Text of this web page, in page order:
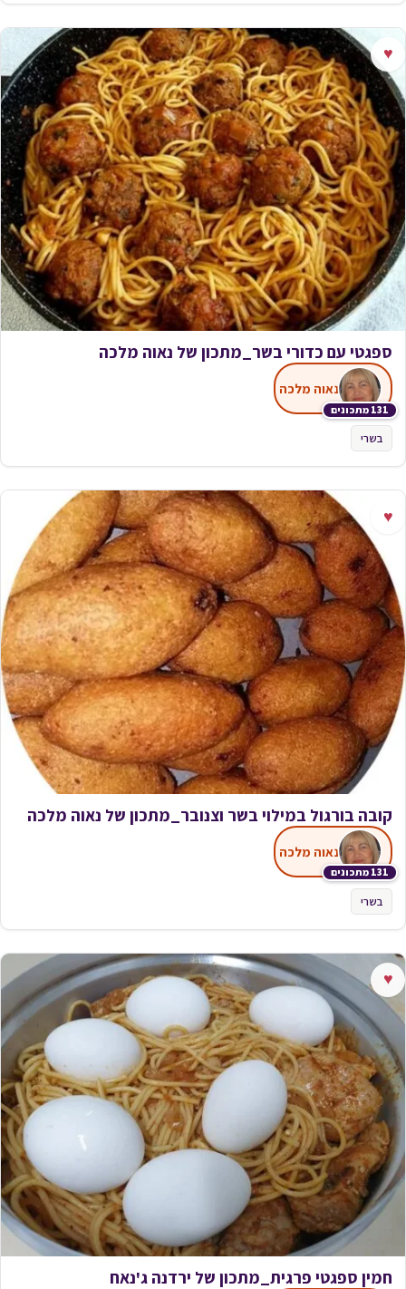
♥
ספגטי עם כדורי בשר_מתכון של נאוה מלכה
131 מתכונים
נאוה מלכה
בשרי
♥
קובה בורגול במילוי בשר וצנובר_מתכון של נאוה מלכה
131 מתכונים
נאוה מלכה
בשרי
♥
חמין ספגטי פרגית_מתכון של ירדנה ג'נאח